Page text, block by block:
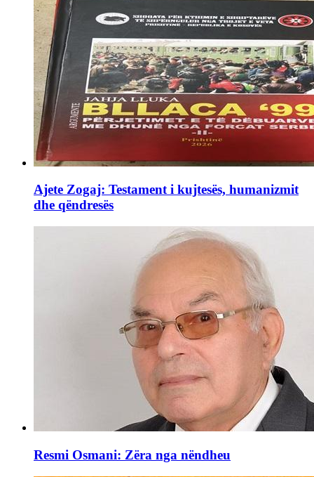
Ajete Zogaj: Testament i kujtesës, humanizmit
dhe qëndresës
Resmi Osmani: Zëra nga nëndheu